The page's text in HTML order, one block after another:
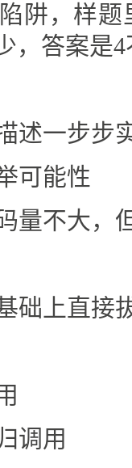
阱，样题
，答案是4
述一步步
可能性
量不大，
础上直接
调用